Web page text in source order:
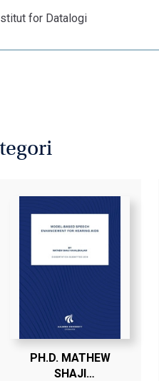
for Datalogi
PH.D. MATHEW
SHAJI